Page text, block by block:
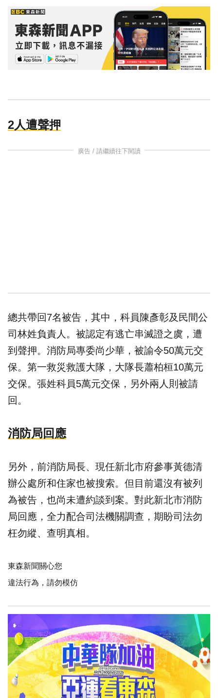
2人遭聲押
廣告 / 請繼續往下閱讀
總共帶回7名被告，其中，科員陳彥彰及民間公
司林姓負責人。被認定有逃亡串滅證之虞，遭
到聲押。消防局專委尚少華，被諭令50萬元交
保。第一救災救護大隊，大隊長蕭柏桓10萬元
交保。張姓科員5萬元交保，另外兩人則被請
回。
消防局回應
另外，前消防局長、現任新北市府參事黃德清
辦公處所和住家也被搜索。但目前還沒有被列
為被告，也尚未遭約談到案。對此新北市消防
局回應，全力配合司法機關調查，期盼司法勿
枉勿縱、查明真相。
東森新聞關心您
違法行為，請勿模仿